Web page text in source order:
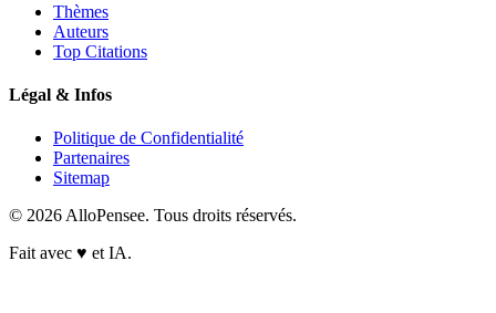
Thèmes
Auteurs
Top Citations
Légal & Infos
Politique de Confidentialité
Partenaires
Sitemap
© 2026 AlloPensee. Tous droits réservés.
Fait avec ♥ et IA.